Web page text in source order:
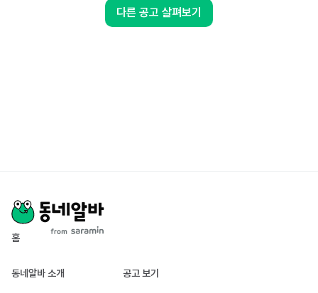
다른 공고 살펴보기
홈
동네알바 소개 공고 보기